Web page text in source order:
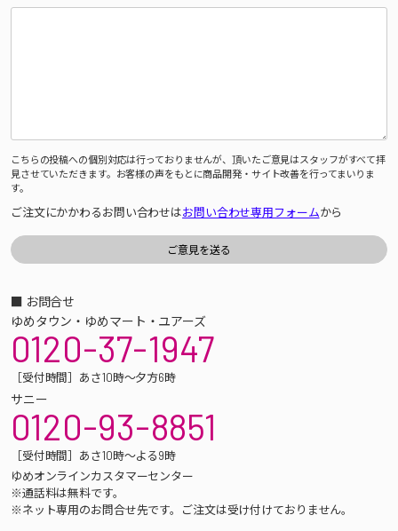
こちらの投稿への個別対応は行っておりませんが、頂いたご意見はスタッフがすべて拝
見させていただきます。お客様の声をもとに商品開発・サイト改善を行ってまいりま
す。
ご注文にかかわるお問い合わせはお問い合わせ専用フォームから
■ お問合せ
ゆめタウン・ゆめマート・ユアーズ
0120-37-1947
［受付時間］あさ10時～夕方6時
サニー
0120-93-8851
［受付時間］あさ10時～よる9時
ゆめオンラインカスタマーセンター
※通話料は無料です。
※ネット専用のお問合せ先です。ご注文は受け付けておりません。